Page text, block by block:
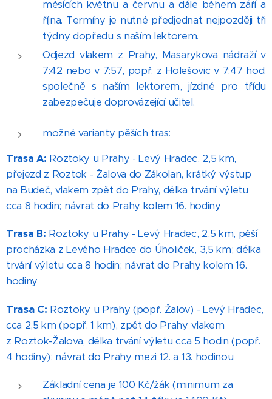
měsících květnu a červnu a dále během září a
října. Termíny je nutné předjednat nejpozději tři
týdny dopředu s naším lektorem.
Odjezd vlakem z Prahy, Masarykova nádraží v
7:42 nebo v 7:57, popř. z Holešovic v 7:47 hod.
společně s naším lektorem, jízdné pro třídu
zabezpečuje doprovázející učitel.
možné varianty pěších tras:
Trasa A: Roztoky u Prahy - Levý Hradec, 2,5 km,
přejezd z Roztok - Žalova do Zákolan, krátký výstup
na Budeč, vlakem zpět do Prahy, délka trvání výletu
cca 8 hodin; návrat do Prahy kolem 16. hodiny
Trasa B: Roztoky u Prahy - Levý Hradec, 2,5 km, pěší
procházka z Levého Hradce do Úholiček, 3,5 km; délka
trvání výletu cca 8 hodin; návrat do Prahy kolem 16.
hodiny
Trasa C: Roztoky u Prahy (popř. Žalov) - Levý Hradec,
cca 2,5 km (popř. 1 km), zpět do Prahy vlakem
z Roztok-Žalova, délka trvání výletu cca 5 hodin (popř.
4 hodiny); návrat do Prahy mezi 12. a 13. hodinou
Základní cena je 100 Kč/žák (minimum za